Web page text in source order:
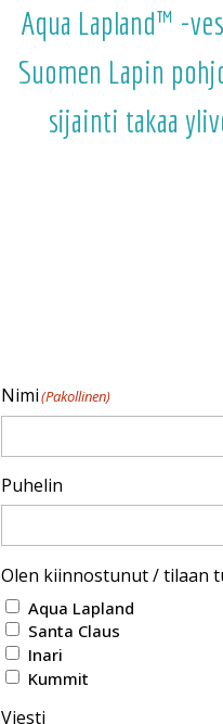
Aqua Lapland™ -
Suomen Lapin
sijainti takaa
Nimi(Pakollinen)
Puhelin
Olen kiinnostunut / tilaan
Aqua Lapland
Santa Claus
Inari
Kummit
Viesti